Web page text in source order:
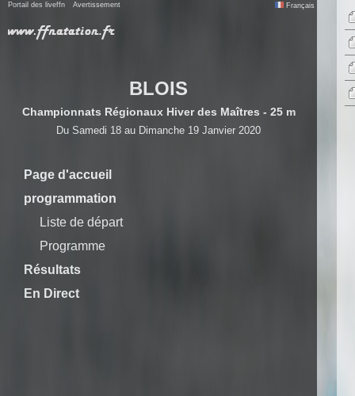
Portail des liveffn Avertissement Français
BLOIS
Championnats Régionaux Hiver des Maîtres - 25 m
Du Samedi 18 au Dimanche 19 Janvier 2020
Page d'accueil
programmation
Liste de départ
Programme
Résultats
En Direct